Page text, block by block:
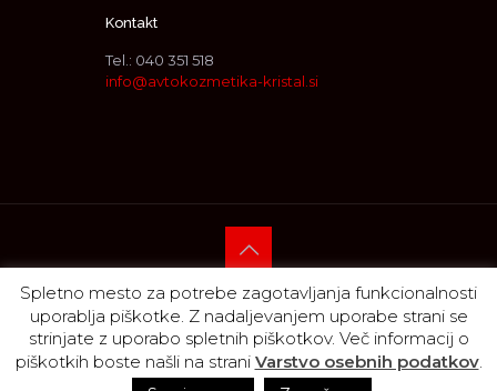
Kontakt
Tel.: 040 351 518
info@avtokozmetika-kristal.si
© 2018-2026, Nokus d. o. o., vse pravice pridržane ::
Produkcija:Votan komunikacije
Spletno mesto za potrebe zagotavljanja funkcionalnosti
uporablja piškotke. Z nadaljevanjem uporabe strani se
strinjate z uporabo spletnih piškotkov. Več informacij o
piškotkih boste našli na strani Varstvo osebnih podatkov.